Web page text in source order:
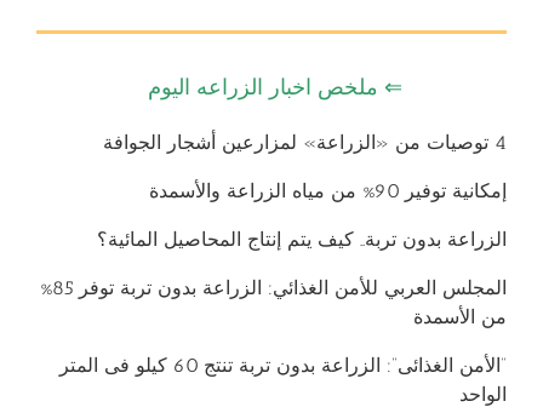
⇐ ملخص اخبار الزراعه اليوم
4 توصيات من «الزراعة» لمزارعين أشجار الجوافة
إمكانية توفير 90% من مياه الزراعة والأسمدة
الزراعة بدون تربة.. كيف يتم إنتاج المحاصيل المائية؟
المجلس العربي للأمن الغذائي: الزراعة بدون تربة توفر 85%
من الأسمدة
“الأمن الغذائى”: الزراعة بدون تربة تنتج 60 كيلو فى المتر
الواحد